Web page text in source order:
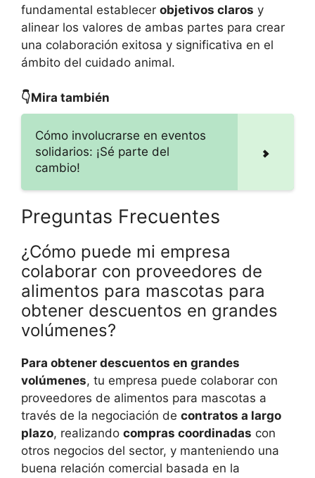
fundamental establecer objetivos claros y
alinear los valores de ambas partes para crear
una colaboración exitosa y significativa en el
ámbito del cuidado animal.
👇Mira también
Cómo involucrarse en eventos
solidarios: ¡Sé parte del
cambio!
Preguntas Frecuentes
¿Cómo puede mi empresa
colaborar con proveedores de
alimentos para mascotas para
obtener descuentos en grandes
volúmenes?
Para obtener descuentos en grandes
volúmenes, tu empresa puede colaborar con
proveedores de alimentos para mascotas a
través de la negociación de contratos a largo
plazo, realizando compras coordinadas con
otros negocios del sector, y manteniendo una
buena relación comercial basada en la